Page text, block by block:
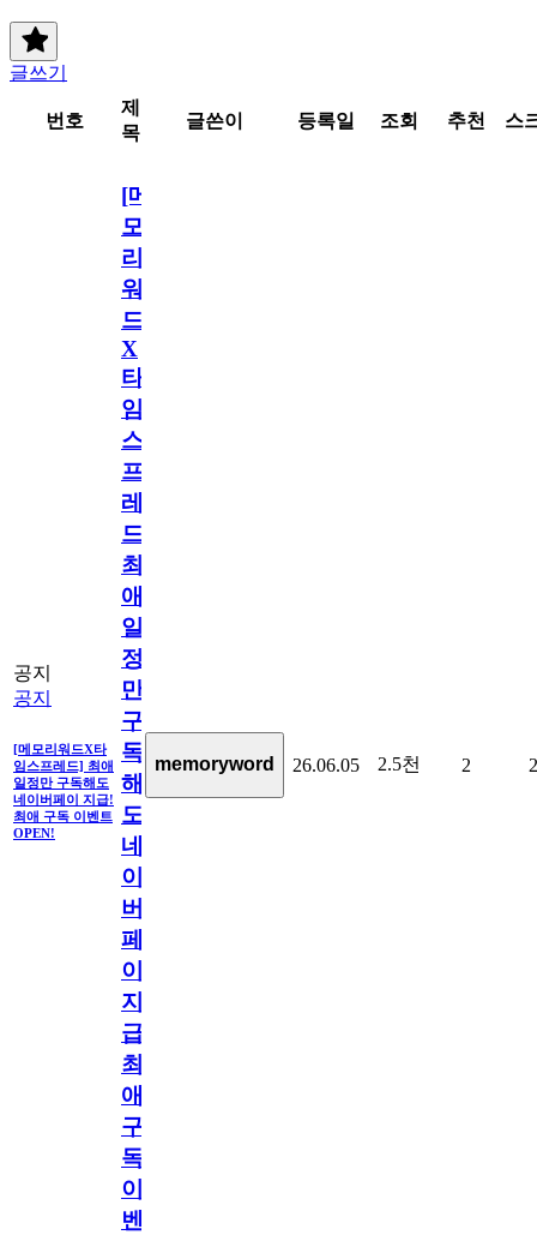
글쓰기
번호
제
목
글쓴이 등록일 조회 추천 스
공지
공지
[메모리워드X타
임스프레드] 최애
일정만 구독해도
네이버페이 지급!
최애 구독 이벤트
OPEN!
[메
모
리
워
드
X
타
임
스
프
레
드]
최
애
일
정
만
구
독
해
도
네
이
버
페
이
지
급!
최
애
구
독
이
벤
memoryword 26.06.05 2.5천 2 2